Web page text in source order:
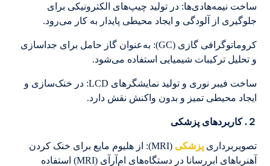
ساخت نیمه‌هادی‌ها: در تولید چیپ‌های الکترونیکی برای
جلوگیری از آلودگی و ایجاد محیطی پایدار به کار می‌رود.
کروماتوگرافی گازی (GC): به‌عنوان گاز حامل برای جداسازی
و تحلیل ترکیبات شیمیایی استفاده می‌شود.
ساخت فیبر نوری و تولید نمایشگرهای LCD: در خنک‌سازی و
ایجاد محیطی تمیز و بدون واکنش نقش دارد.
２. کاربردهای پزشکی
تصویربرداریپزشکی
(MRI): از هلیوم مایع برای خنک کردن
آهنرباهای ابررسانا در دستگاه‌های ام‌آر‌آی (MRI) استفاده